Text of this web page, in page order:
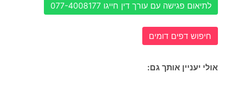
לתיאום פגישה עם עורך דין חייגו 077-4008177
חיפוש דפים דומים
אולי יעניין אותך גם: